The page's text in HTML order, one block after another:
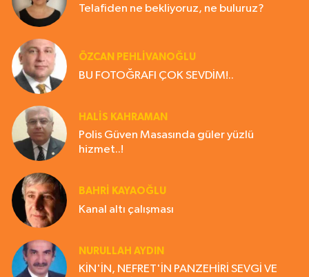
Telafiden ne bekliyoruz, ne buluruz?
ÖZCAN PEHLİVANOĞLU
BU FOTOĞRAFI ÇOK SEVDİM!..
HALIS KAHRAMAN
Polis Güven Masasında güler yüzlü
hizmet..!
BAHRI KAYAOĞLU
Kanal altı çalışması
NURULLAH AYDIN
KİN'İN, NEFRET'İN PANZEHİRİ SEVGİ VE